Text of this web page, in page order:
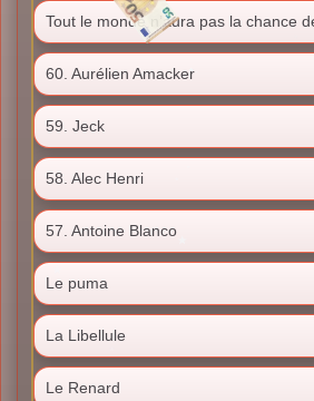
Tout le monde n’aura pas la chance
60. Aurélien Amacker
59. Jeck
58. Alec Henri
57. Antoine Blanco
Le puma
La Libellule
Le Renard